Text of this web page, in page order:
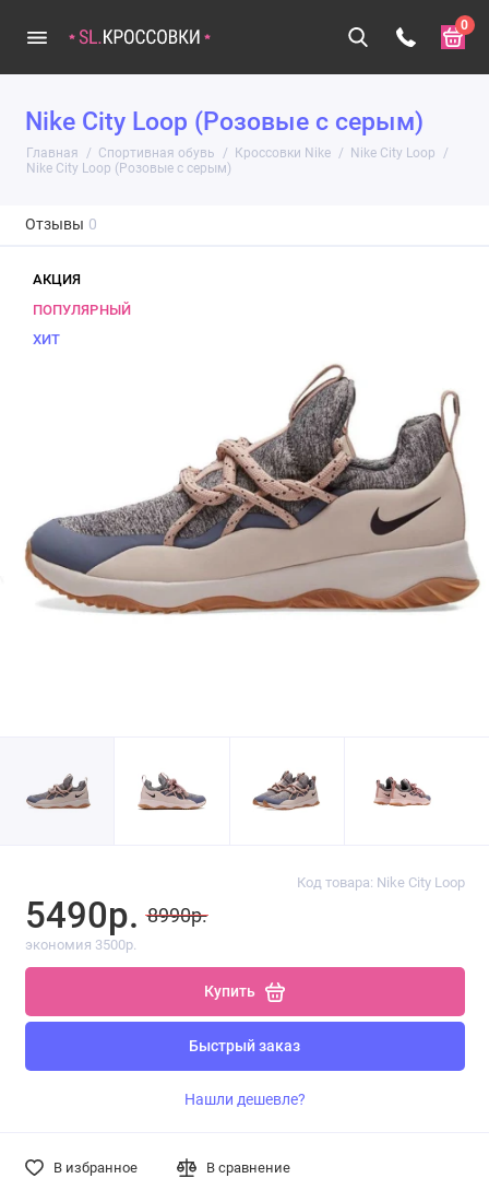
0
Nike City Loop (Розовые с серым)
Главная Спортивная обувь Кроссовки Nike
Nike City Loop
Nike City Loop (Розовые с серым)
Отзывы 0
АКЦИЯ
ПОПУЛЯРНЫЙ
ХИТ
Код товара: Nike City Loop
5490р. 8990р.
экономия 3500р.
Купить
Быстрый заказ
Нашли дешевле?
В избранное В сравнение